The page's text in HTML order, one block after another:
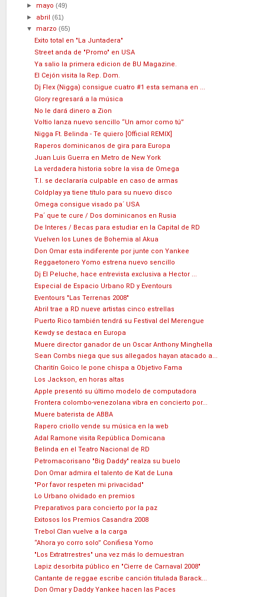
► mayo(49)
► abril(61)
▼ marzo(65)
Exito total en "La Juntadera"
Street anda de "Promo" en USA
Ya salio la primera edicion de BU Magazine.
El Cejón visita la Rep. Dom.
Dj Flex (Nigga) consigue cuatro #1 esta semana en ...
Glory regresará a la música
No le dará dinero a Zion
Voltio lanza nuevo sencillo “Un amor como tú”
Nigga Ft. Belinda - Te quiero [Official REMIX]
Raperos dominicanos de gira para Europa
Juan Luis Guerra en Metro de New York
La verdadera historia sobre la visa de Omega
T.I. se declararía culpable en caso de armas
Coldplay ya tiene título para su nuevo disco
Omega consigue visado pa´ USA
Pa´ que te cure / Dos dominicanos en Rusia
De Interes / Becas para estudiar en la Capital de RD
Vuelven los Lunes de Bohemia al Akua
Don Omar esta indiferente por junte con Yankee
Reggaetonero Yomo estrena nuevo sencillo
Dj El Peluche, hace entrevista exclusiva a Hector ...
Especial de Espacio Urbano RD y Eventours
Eventours "Las Terrenas 2008"
Abril trae a RD nueve artistas cinco estrellas
Puerto Rico también tendrá su Festival del Merengue
Kewdy se destaca en Europa
Muere director ganador de un Oscar Anthony Minghella
Sean Combs niega que sus allegados hayan atacado a...
Charitín Goico le pone chispa a Objetivo Fama
Los Jackson, en horas altas
Apple presentó su último modelo de computadora
Frontera colombo-venezolana vibra en concierto por...
Muere baterista de ABBA
Rapero criollo vende su música en la web
Adal Ramone visita República Domicana
Belinda en el Teatro Nacional de RD
Petromacorisano "Big Daddy" realza su buelo
Don Omar admira el talento de Kat de Luna
"Por favor respeten mi privacidad"
Lo Urbano olvidado en premios
Preparativos para concierto por la paz
Exitosos los Premios Casandra 2008
Trebol Clan vuelve a la carga
“Ahora yo corro solo” Conifiesa Yomo
"Los Extratrrestres" una vez más lo demuestran
Lapiz desorbita público en "Cierre de Carnaval 2008"
Cantante de reggae escribe canción titulada Barack...
Don Omar y Daddy Yankee hacen las Paces